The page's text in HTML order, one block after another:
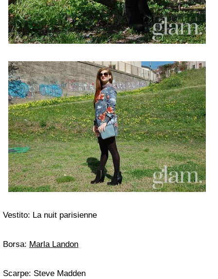
Vestito: La nuit parisienne
Borsa: Marla Landon
Scarpe: Steve Madden